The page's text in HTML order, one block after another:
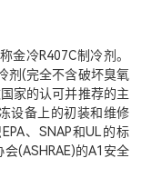
金冷R407C制冷剂。
剂(完全不含破坏臭氧
家的认可并推荐的主
设备上的初装和维修
、SNAP和UL的标
(ASHRAE)的A1安全